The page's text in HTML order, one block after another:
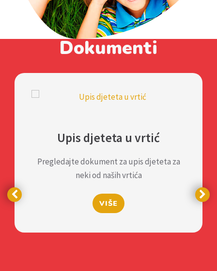
Dokumenti
Upis djeteta u vrtić
Pregledajte dokument za upis djeteta za
neki od naših vrtića
VIŠE